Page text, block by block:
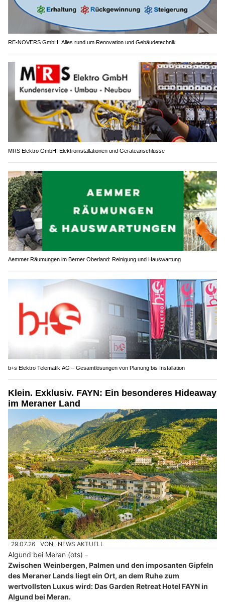
RE-NOVERS GmbH: Alles rund um Renovation und Gebäudetechnik
MRS Elektro GmbH: Elektroinstallationen und Geräteanschlüsse
Aemmer Räumungen im Berner Oberland: Reinigung und Hauswartung
b+s Elektro Telematik AG – Gesamtlösungen von Planung bis Installation
Klein. Exklusiv. FAYN: Ein besonderes Hideaway
im Meraner Land
29.07.26 VON NEWS AKTUELL
Algund bei Meran (ots) -
Zwischen Weinbergen, Palmen und den imposanten Gipfeln
des Meraner Lands liegt ein Ort, an dem Ruhe zum
wertvollsten Luxus wird: Das Garden Retreat Hotel FAYN in
Algund bei Meran.